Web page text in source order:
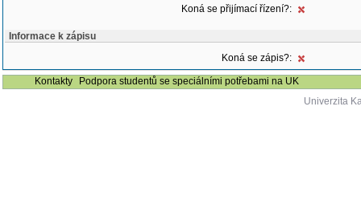
Koná se přijímací řízení?:
Informace k zápisu
Koná se zápis?:
Kontakty
Podpora studentů se speciálními potřebami na UK
Univerzita